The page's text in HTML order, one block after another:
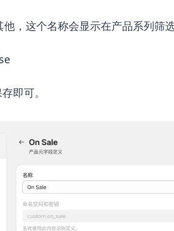
，这个名称会显示在产品系列筛选
即可。